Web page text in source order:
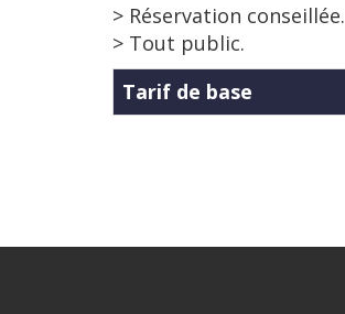
> Réservation conseillée.
> Tout public.
Tarif de base